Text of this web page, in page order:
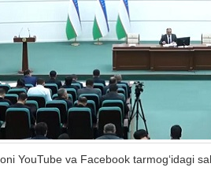
YouTube va Facebook tarmog‘idagi